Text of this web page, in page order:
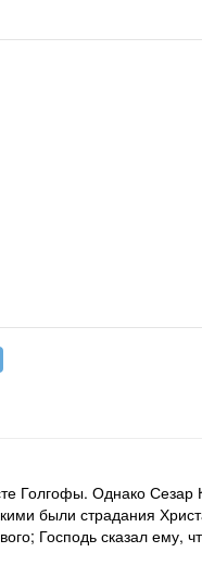
Голгофы. Однако Сезар
были страдания
Господь сказал ему,